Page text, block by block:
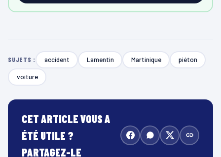
SUJETS : accident Lamentin Martinique piéton
voiture
CET ARTICLE VOUS A
ÉTÉ UTILE ?
PARTAGEZ-LE